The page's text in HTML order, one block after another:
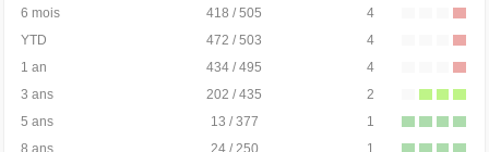
6 mois
418 / 505
4
YTD
472 / 503
4
1 an
434 / 495
4
3 ans
202 / 435
2
5 ans
13 / 377
1
8 ans
24 / 250
1